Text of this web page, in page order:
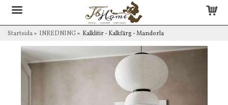
Startsida» INREDNING» Kalklitir - Kalkfärg - Mandorla